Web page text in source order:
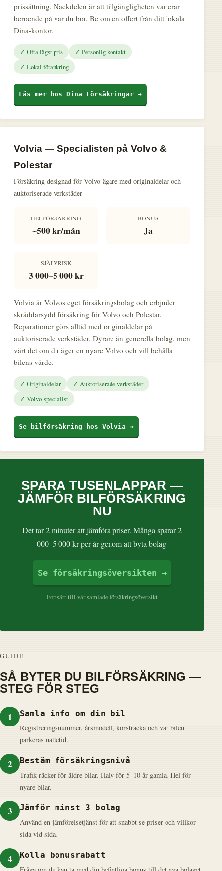
prissättning. Nackdelen är att tillgängligheten varierar
beroende på var du bor. Be om en offert från ditt lokala
Dina-kontor.
✓ Ofta lägst pris
✓ Personlig kontakt
✓ Lokal förankring
Läs mer hos Dina Försäkringar →
Volvia — Specialisten på Volvo &
Polestar
Försäkring designad för Volvo-ägare med originaldelar och
auktoriserade verkstäder
HELFÖRSÄKRING
~500 kr/mån
BONUS
Ja
SJÄLVRISK
3 000–5 000 kr
Volvia är Volvos eget försäkringsbolag och erbjuder
skräddarsydd försäkring för Volvo och Polestar.
Reparationer görs alltid med originaldelar på
auktoriserade verkstäder. Dyrare än generella bolag, men
värt det om du äger en nyare Volvo och vill behålla
bilens värde.
✓ Originaldelar
✓ Auktoriserade verkstäder
✓ Volvo-specialist
Se bilförsäkring hos Volvia →
SPARA TUSENLAPPAR —
JÄMFÖR BILFÖRSÄKRING
NU
Det tar 2 minuter att jämföra priser. Många sparar 2
000–5 000 kr per år genom att byta bolag.
Se försäkringsöversikten →
Fortsätt till vår samlade försäkringsöversikt
GUIDE
SÅ BYTER DU BILFÖRSÄKRING —
STEG FÖR STEG
1
Samla info om din bil
Registreringsnummer, årsmodell, körsträcka och var bilen
parkeras nattetid.
2
Bestäm försäkringsnivå
Trafik räcker för äldre bilar. Halv för 5–10 år gamla. Hel för
nyare bilar.
3
Jämför minst 3 bolag
Använd en jämförelsetjänst för att snabbt se priser och villkor
sida vid sida.
4
Kolla bonusrabatt